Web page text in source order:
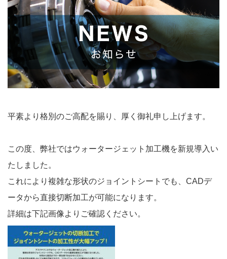
平素より格別のご高配を賜り、厚く御礼申し上げます。
この度、弊社ではウォータージェット加工機を新規導入い
たしました。
これにより複雑な形状のジョイントシートでも、CADデ
ータから直接切断加工が可能になります。
詳細は下記画像よりご確認ください。